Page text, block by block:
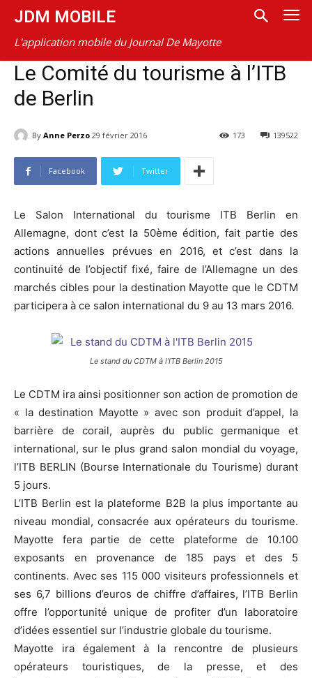
JDM MOBILE
L'application mobile du Journal De Mayotte
Le Comité du tourisme à l’ITB
de Berlin
By Anne Perzo 29 février 2016 139522
173
Facebook Twitter
Le Salon International du tourisme ITB Berlin en
Allemagne, dont c’est la 50ème édition, fait partie des
actions annuelles prévues en 2016, et c’est dans la
continuité de l’objectif fixé, faire de l’Allemagne un des
marchés cibles pour la destination Mayotte que le CDTM
participera à ce salon international du 9 au 13 mars 2016.
Le stand du CDTM à l’ITB Berlin 2015
Le CDTM ira ainsi positionner son action de promotion de
« la destination Mayotte » avec son produit d’appel, la
barrière de corail, auprès du public germanique et
international, sur le plus grand salon mondial du voyage,
l’ITB BERLIN (Bourse Internationale du Tourisme) durant
5 jours.
L’ITB Berlin est la plateforme B2B la plus importante au
niveau mondial, consacrée aux opérateurs du tourisme.
Mayotte fera partie de cette plateforme de 10.100
exposants en provenance de 185 pays et des 5
continents. Avec ses 115 000 visiteurs professionnels et
ses 6,7 billions d’euros de chiffre d’affaires, l’ITB Berlin
offre l’opportunité unique de profiter d’un laboratoire
d’idées essentiel sur l’industrie globale du tourisme.
Mayotte ira également à la rencontre de plusieurs
opérateurs touristiques, de la presse, et des